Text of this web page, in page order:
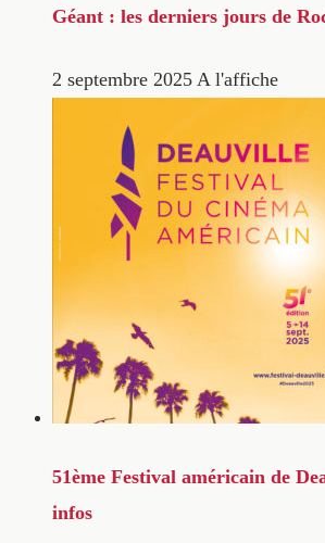
Géant : les derniers jours de
2 septembre 2025 A l'affiche
51ème Festival américain de
infos